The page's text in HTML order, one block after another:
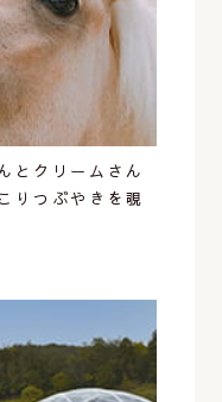
とクリームさん
りつぶやきを覗